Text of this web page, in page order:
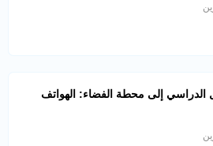
إلى محطة الفضاء: الهواتف